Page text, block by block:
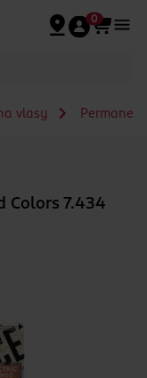
0
vlasy
Colors 7.434